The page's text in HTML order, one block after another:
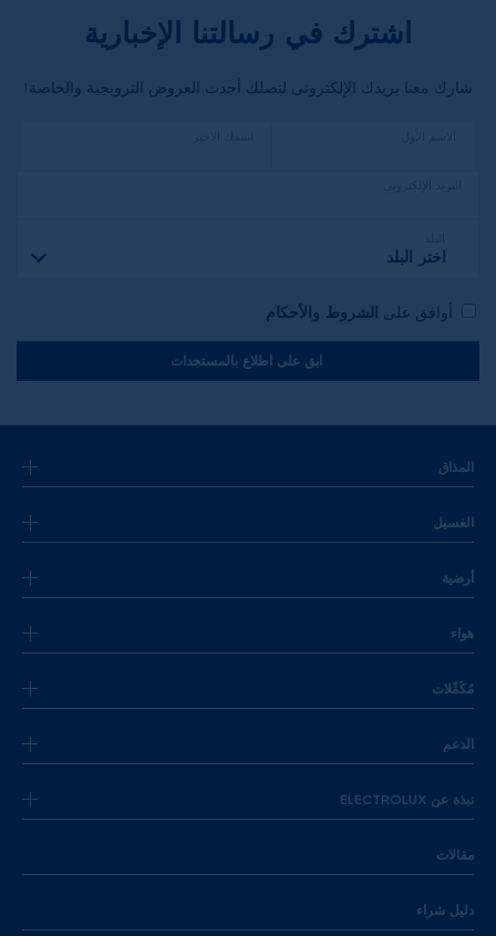
اشترك في رسالتنا الإخبارية
شارك معنا بريدك الإلكتروني لتصلك أحدث العروض الترويجية والخاصة!
اختر البلد
أوافق على الشروط والأحكام
ابق على اطلاع بالمستجدات
المذاق
الغسيل
أرضية
هواء
مُكَمِّلات
الدعم
نبذة عن ELECTROLUX
مقالات
دليل شراء